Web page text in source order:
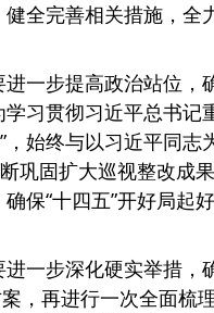
全完善相关措施，全
一步提高政治站位，
习贯彻习近平总书记
，始终与以习近平同
巩固扩大巡视整改成
保“十四五”开好局起好
一步深化硬实举措
案，再进行一次全面